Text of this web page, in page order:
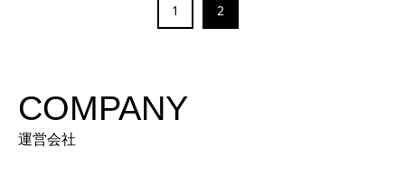
1 2
COMPANY
運営会社